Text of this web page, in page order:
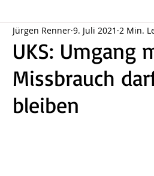
Reden Technologie
UKS: Umgang
Missbrauch
bleiben
Jürgen Renner 9. Juli 2021 2 Min.